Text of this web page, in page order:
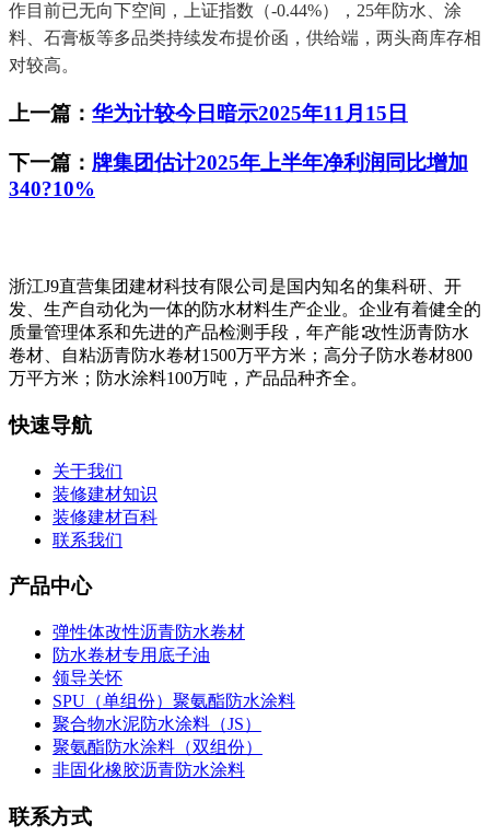
作目前已无向下空间，上证指数（-0.44%），25年防水、涂
料、石膏板等多品类持续发布提价函，供给端，两头商库存相
对较高。
上一篇： 华为计较今日暗示2025年11月15日
下一篇： 牌集团估计2025年上半年净利润同比增加
340?10%
浙江J9直营集团建材科技有限公司是国内知名的集科研、开
发、生产自动化为一体的防水材料生产企业。企业有着健全的
质量管理体系和先进的产品检测手段，年产能∶改性沥青防水
卷材、自粘沥青防水卷材1500万平方米；高分子防水卷材800
万平方米；防水涂料100万吨，产品品种齐全。
快速导航
关于我们
装修建材知识
装修建材百科
联系我们
产品中心
弹性体改性沥青防水卷材
防水卷材专用底子油
领导关怀
SPU（单组份）聚氨酯防水涂料
聚合物水泥防水涂料（JS）
聚氨酯防水涂料（双组份）
非固化橡胶沥青防水涂料
联系方式